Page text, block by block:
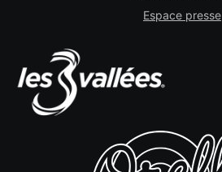
Espace presse